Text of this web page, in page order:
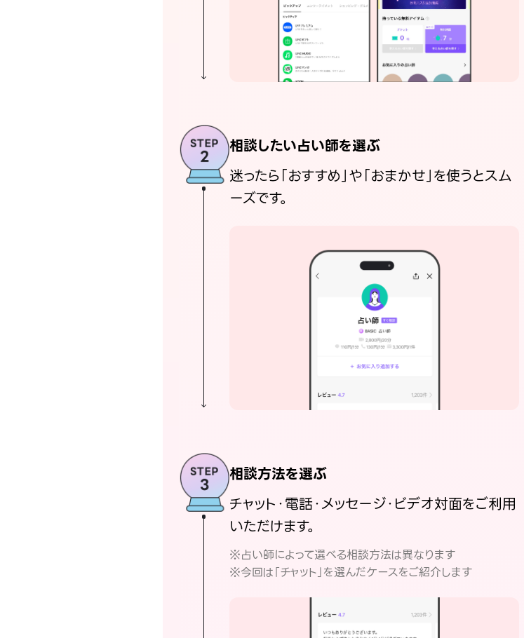
相談したい占い師を選ぶ
迷ったら「おすすめ」や「おまかせ」を使うとスム
ーズです。
相談方法を選ぶ
チャット・電話・メッセージ・ビデオ対面をご利用
いただけます。
※占い師によって選べる相談方法は異なります
※今回は「チャット」を選んだケースをご紹介します